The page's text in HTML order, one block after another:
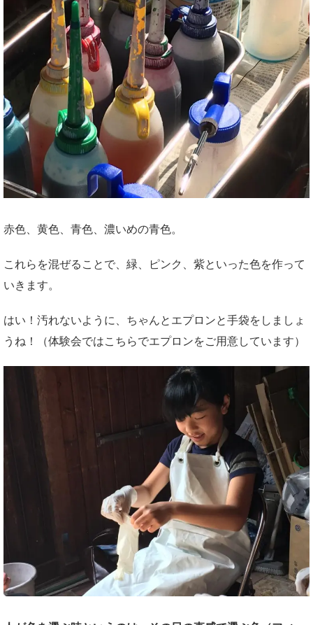
赤色、黄色、青色、濃いめの青色。
これらを混ぜることで、緑、ピンク、紫といった色を作って
いきます。
はい！汚れないように、ちゃんとエプロンと手袋をしましょ
うね！（体験会ではこちらでエプロンをご用意しています）